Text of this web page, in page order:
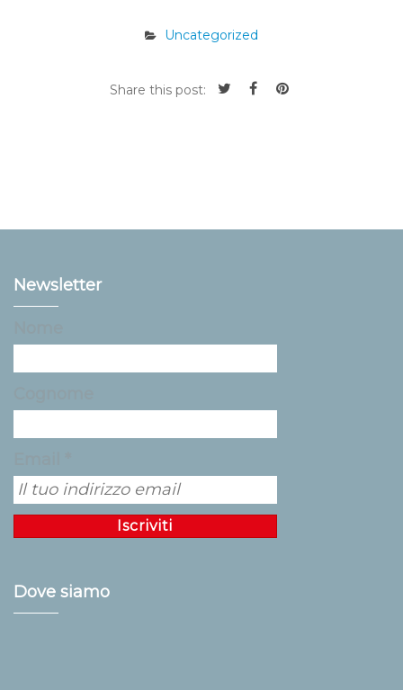
Uncategorized
Share this post:
Newsletter
Dove siamo